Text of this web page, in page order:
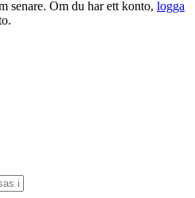
senare. Om du har ett konto, logga